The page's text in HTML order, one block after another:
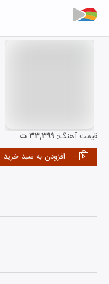
قیمت آهنگ: ۳۳,۳۹۹ ت
افزودن به سبد خرید